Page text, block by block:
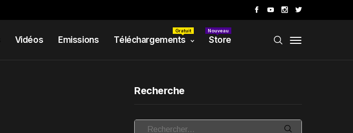
Vidéos Emissions Téléchargements
Gratuit
Store
Nouveau
Recherche